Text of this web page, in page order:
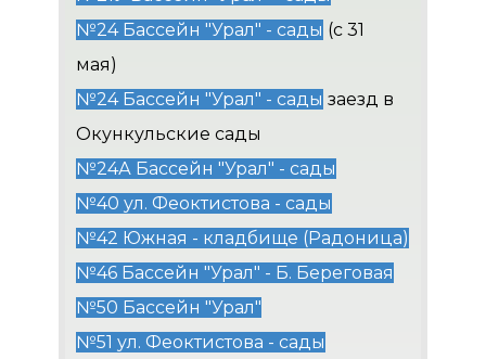
№24 Бассейн "Урал" - сады (с 31
мая)
№24 Бассейн "Урал" - сады заезд в
Окункульские сады
№24А Бассейн "Урал" - сады
№40 ул. Феоктистова - сады
№42 Южная - кладбище (Радоница)
№46 Бассейн "Урал" - Б. Береговая
№50 Бассейн "Урал"
№51 ул. Феоктистова - сады